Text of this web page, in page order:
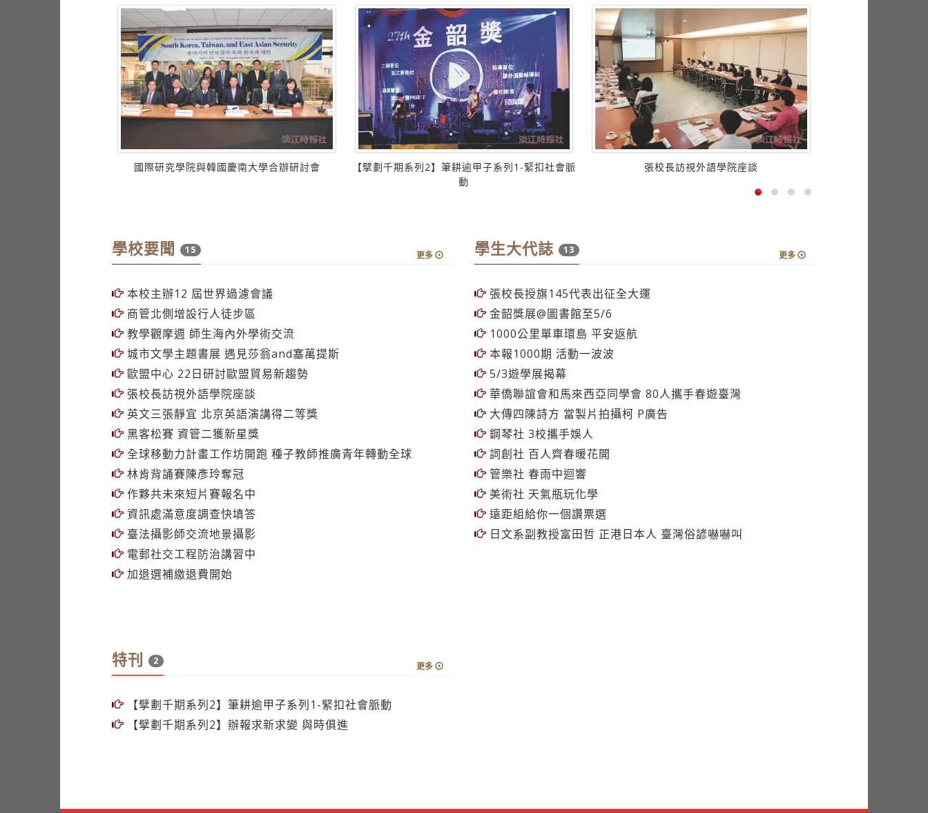
國際研究學院與韓國慶南大學合辦研討會
【擘劃千期系列2】筆耕逾甲子系列1-緊扣社會脈
動
張校長訪視外語學院座談
學校要聞 15 更多
本校主辦12 屆世界過濾會議
商管北側增設行人徒步區
教學觀摩週 師生海內外學術交流
城市文學主題書展 遇見莎翁and塞萬提斯
歐盟中心 22日研討歐盟貿易新趨勢
張校長訪視外語學院座談
英文三張靜宜 北京英語演講得二等獎
黑客松賽 資管二獲新星獎
全球移動力計畫工作坊開跑 種子教師推廣青年轉動全球
林肯背誦賽陳彥玲奪冠
作夥共未來短片賽報名中
資訊處滿意度調查快填答
臺法攝影師交流地景攝影
電郵社交工程防治講習中
加退選補繳退費開始
學生大代誌 13 更多
張校長授旗145代表出征全大運
金韶獎展@圖書館至5/6
1000公里單車環島 平安返航
本報1000期 活動一波波
5/3遊學展揭幕
華僑聯誼會和馬來西亞同學會 80人攜手春遊臺灣
大傳四陳詩方 當製片拍攝柯 P廣告
鋼琴社 3校攜手娛人
詞創社 百人齊春暖花開
管樂社 春雨中迴響
美術社 天氣瓶玩化學
遠距組給你一個讚票選
日文系副教授富田哲 正港日本人 臺灣俗諺嚇嚇叫
特刊 2 更多
【擘劃千期系列2】筆耕逾甲子系列1-緊扣社會脈動
【擘劃千期系列2】辦報求新求變 與時俱進